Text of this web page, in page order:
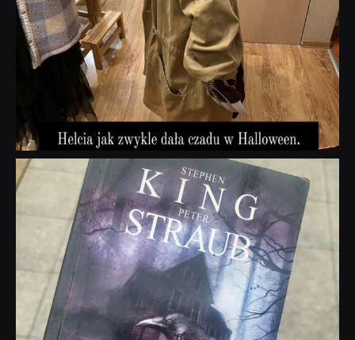
dobryhorror
Wrz 23